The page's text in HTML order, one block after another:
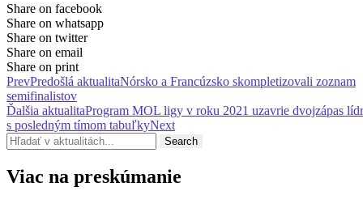
Share on facebook
Share on whatsapp
Share on twitter
Share on email
Share on print
PrevPredošlá aktualitaNórsko a Francúzsko skompletizovali zoznam
semifinalistov
Ďalšia aktualitaProgram MOL ligy v roku 2021 uzavrie dvojzápas
s posledným tímom tabuľkyNext
Search
Viac na preskúmanie